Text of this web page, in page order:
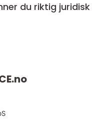
du riktig juridisk
no